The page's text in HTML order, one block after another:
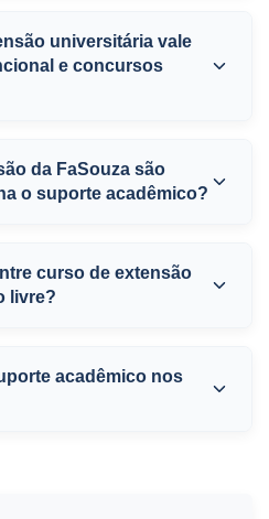
universitária vale
e concursos
da FaSouza são
o suporte acadêmico?
curso de extensão
livre?
acadêmico nos